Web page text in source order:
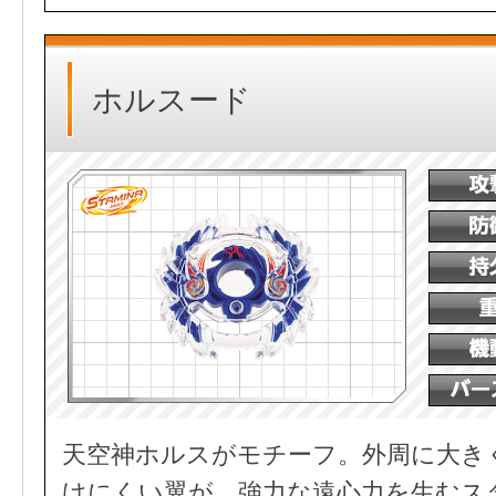
ホルスード
天空神ホルスがモチーフ。外周に大